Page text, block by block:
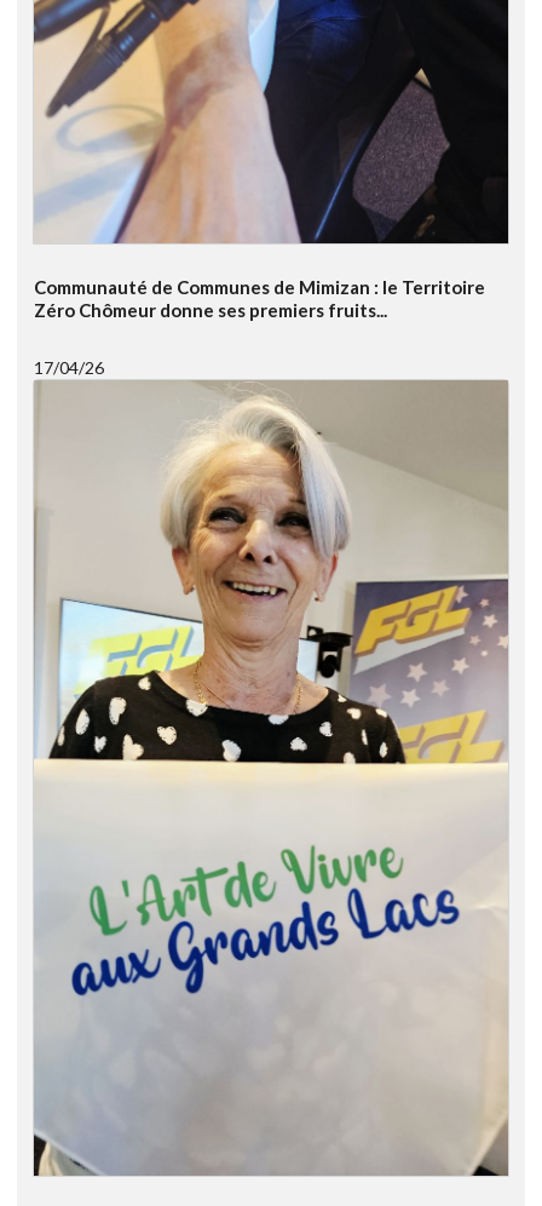
Communauté de Communes de Mimizan : le Territoire
Zéro Chômeur donne ses premiers fruits...
17/04/26